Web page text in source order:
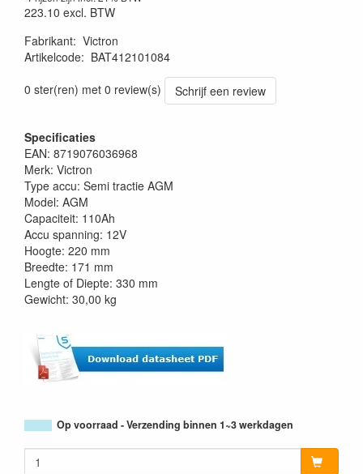
223.10 excl. BTW
Fabrikant: Victron
Artikelcode: BAT412101084
0 ster(ren) met 0 review(s)
Schrijf een review
Specificaties
EAN: 8719076036968
Merk: Victron
Type accu: Semi tractie AGM
Model: AGM
Capaciteit: 110Ah
Accu spanning: 12V
Hoogte: 220 mm
Breedte: 171 mm
Lengte of Diepte: 330 mm
Gewicht: 30,00 kg
Op voorraad - Verzending binnen 1~3 werkdagen